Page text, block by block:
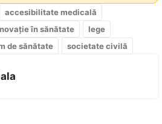
accesibilitate medicală
în sănătate
lege
de sănătate societate civilă